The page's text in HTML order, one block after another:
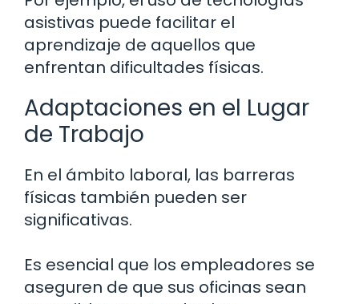
asistivas puede facilitar el
aprendizaje de aquellos que
enfrentan dificultades físicas.
Adaptaciones en el Lugar
de Trabajo
En el ámbito laboral, las barreras
físicas también pueden ser
significativas.
Es esencial que los empleadores se
aseguren de que sus oficinas sean